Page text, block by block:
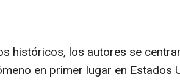
históricos, los autores se
en primer lugar en Estados